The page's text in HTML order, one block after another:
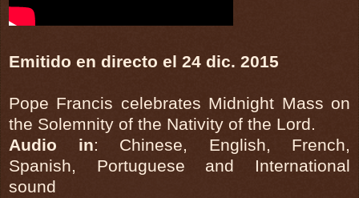
Emitido en directo el 24 dic. 2015
Pope Francis celebrates Midnight Mass on
the Solemnity of the Nativity of the Lord.
Audio in: Chinese, English, French,
Spanish, Portuguese and International
sound